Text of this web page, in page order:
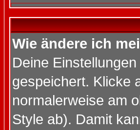
Wie ändere ich
Deine
gespeichert. Klicke
normalerweise am
Style ab). Damit